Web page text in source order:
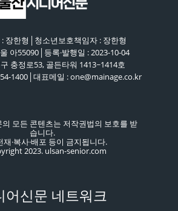
: 장한형│청소년보호책임자 : 장한형
아55090│등록·발행일 : 2023-10-04
충정로53, 골든타워 1413~1414호
1400│대표메일 : one@mainage.co.kr
모든 콘텐츠는 저작권법의 보호를 받
습니다.
재·복사·배포 등이 금지됩니다.
2023. ulsan-senior.com
어신문 네트워크